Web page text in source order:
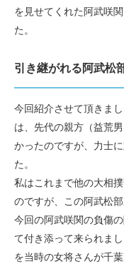
を見せてくれた阿武咲
た。
引き継がれる阿武松
今回紹介させて頂きま
は、先代の親方（益荒
かったのですが、力士
た。
私はこれまで他の大相
のですが、この阿武松
今回の阿武咲関の負傷
て付き添って来られま
を当時の女将さんが千